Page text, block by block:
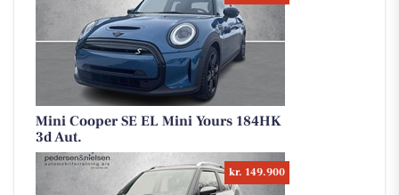
Mini Cooper SE EL Mini Yours 184HK
3d Aut.
kr. 149.900